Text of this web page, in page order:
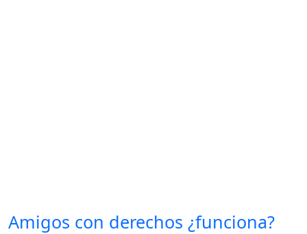
Amigos con derechos ¿funciona?